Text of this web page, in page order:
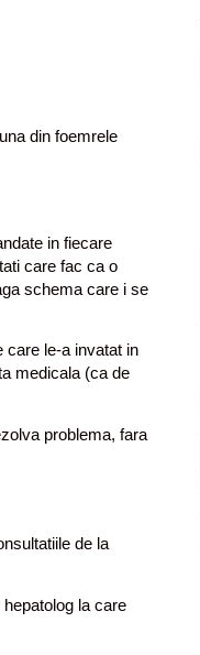
din foemrele
in fiecare
care fac ca o
schema care i se
care le-a invatat in
medicala (ca de
problema, fara
de la
la care